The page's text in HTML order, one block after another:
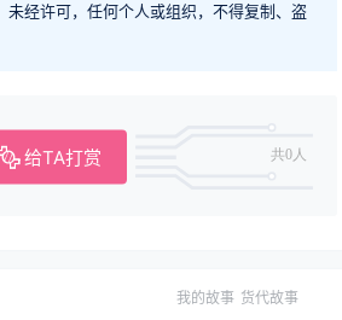
经许可，任何个人或组织，不得复制、盗
给TA打赏 共0人
我的故事 货代故事